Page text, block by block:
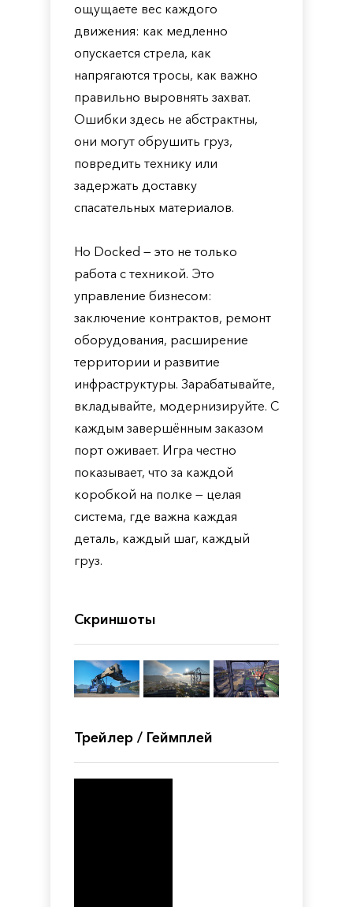
ощущаете вес каждого
движения: как медленно
опускается стрела, как
напрягаются тросы, как важно
правильно выровнять захват.
Ошибки здесь не абстрактны,
они могут обрушить груз,
повредить технику или
задержать доставку
спасательных материалов.
Но Docked — это не только
работа с техникой. Это
управление бизнесом:
заключение контрактов, ремонт
оборудования, расширение
территории и развитие
инфраструктуры. Зарабатывайте,
вкладывайте, модернизируйте. С
каждым завершённым заказом
порт оживает. Игра честно
показывает, что за каждой
коробкой на полке — целая
система, где важна каждая
деталь, каждый шаг, каждый
груз.
Скриншоты
Трейлер / Геймплей